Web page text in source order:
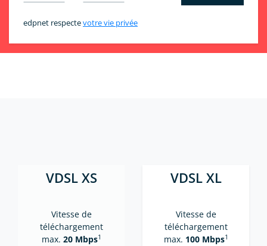
edpnet respectevotre vie privée
VDSL XS
Vitesse de
téléchargement
max. 20 Mbps1
VDSL XL
Vitesse de
téléchargement
max. 100 Mbps1